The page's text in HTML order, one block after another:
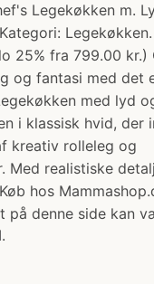
Legekøkken m.
25% fra 799.00 kr.)
og fantasi med det
Legekøkken med lyd
i klassisk hvid, der
kreativ rolleleg og
Med realistiske
hos
på denne side kan